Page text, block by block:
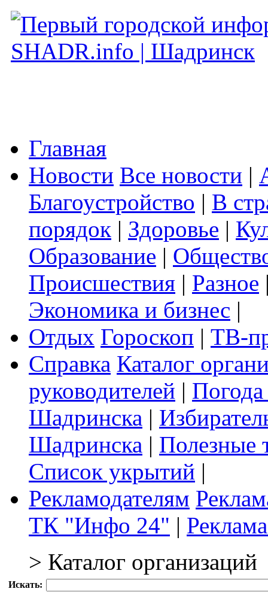
Главная
Новости Все новости |
Благоустройство | В
порядок | Здоровье |
Образование |
Происшествия | Разное
Экономика и бизнес |
Отдых Гороскоп | ТВ-
Справка Каталог
руководителей |
Шадринска |
Шадринска | Полезные
Список укрытий |
Рекламодателям
ТК "Инфо 24" |
> Каталог организаций
Искать: